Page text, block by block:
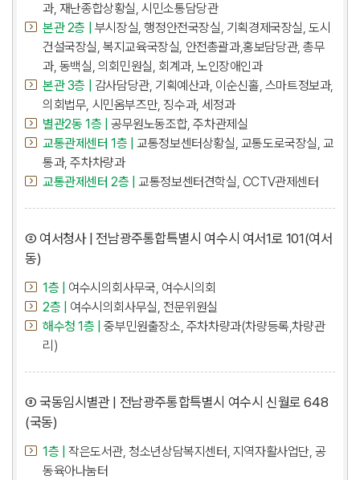
과, 재난종합상황실, 시민소통담당관
본관 2층 |
부시장실, 행정안전국장실, 기획경제국장실, 도시
건설국장실, 복지교육국장실, 안전총괄과,홍보담당관, 총무
과, 동백실, 의회민원실, 회계과, 노인장애인과
본관 3층 |
감사담당관, 기획예산과, 이순신홀, 스마트정보과,
의회법무, 시민옴부즈만, 징수과, 세정과
별관2동 1층 |
공무원노동조합, 주차관제실
교통관제센터 1층 |
교통정보센터상황실, 교통도로국장실, 교
통과, 주차차량과
교통관제센터 2층 |
교통정보센터견학실, CCTV관제센터
② 여서청사 | 전남광주통합특별시 여수시 여서1로 101(여서
동)
1층 |
여수시의회사무국, 여수시의회
2층 |
여수시의회사무실, 전문위원실
해수청 1층 |
중부민원출장소, 주차차량과(차량등록,차량관
리)
③ 국동임시별관 | 전남광주통합특별시 여수시 신월로 648
(국동)
1층 |
작은도서관, 청소년상담복지센터, 지역자활사업단, 공
동육아나눔터